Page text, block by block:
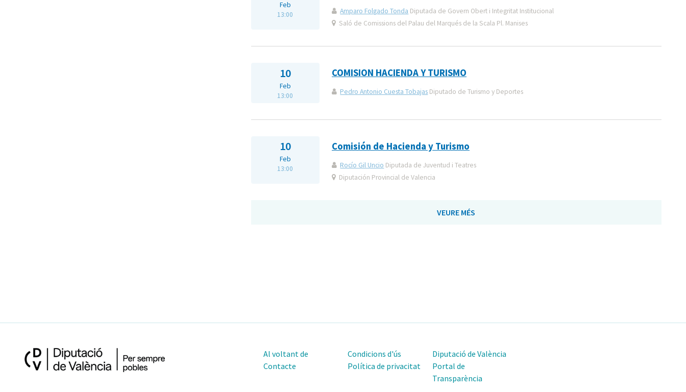
Feb
13:00
Amparo Folgado Tonda Diputada de Govern Obert i Integritat Institucional
Saló de Comissions del Palau del Marqués de la Scala Pl. Manises
10
Feb
13:00
COMISION HACIENDA Y TURISMO
Pedro Antonio Cuesta Tobajas Diputado de Turismo y Deportes
10
Feb
13:00
Comisión de Hacienda y Turismo
Rocío Gil Uncio Diputada de Juventud i Teatres
Diputación Provincial de Valencia
VEURE MÉS
Al voltant de
Contacte
Condicions d'ús
Política de privacitat
Diputació de València
Portal de
Transparència